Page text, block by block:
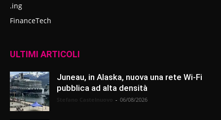
.ing
FinanceTech
ULTIMI ARTICOLI
Juneau, in Alaska, nuova una rete Wi-Fi
pubblica ad alta densità
- 06/08/2026